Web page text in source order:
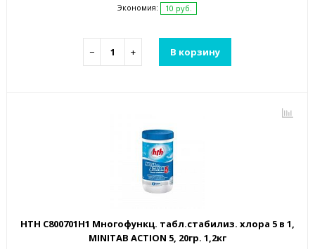
Экономия: 10 руб.
− + В корзину
HTH C800701H1 Многофункц. табл.стабилиз. хлора 5 в 1,
MINITAB ACTION 5, 20гр. 1,2кг